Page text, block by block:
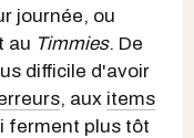
journée, ou
au Timmies. De
difficile d'avoir
, aux items
ferment plus tôt